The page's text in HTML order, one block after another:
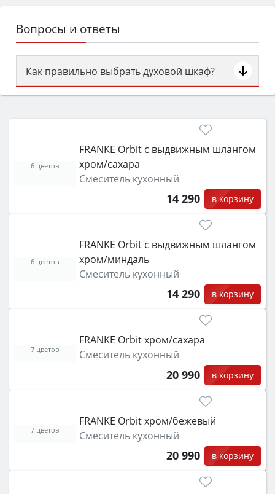
Вопросы и ответы
Как правильно выбрать духовой шкаф?
Сначала определитесь с типом (газовый или
затем смотрите на объём 50–70 л для семьи,
функции (конвекция, гриль, самоочистка,
защита от детей).
FRANKE Orbit с выдвижным шлангом
хром/сахара
Смеситель кухонный
14 290 в корзину
6 цветов
FRANKE Orbit с выдвижным шлангом
хром/миндаль
Смеситель кухонный
14 290 в корзину
6 цветов
FRANKE Orbit хром/сахара
Смеситель кухонный
20 990 в корзину
7 цветов
FRANKE Orbit хром/бежевый
Смеситель кухонный
20 990 в корзину
7 цветов